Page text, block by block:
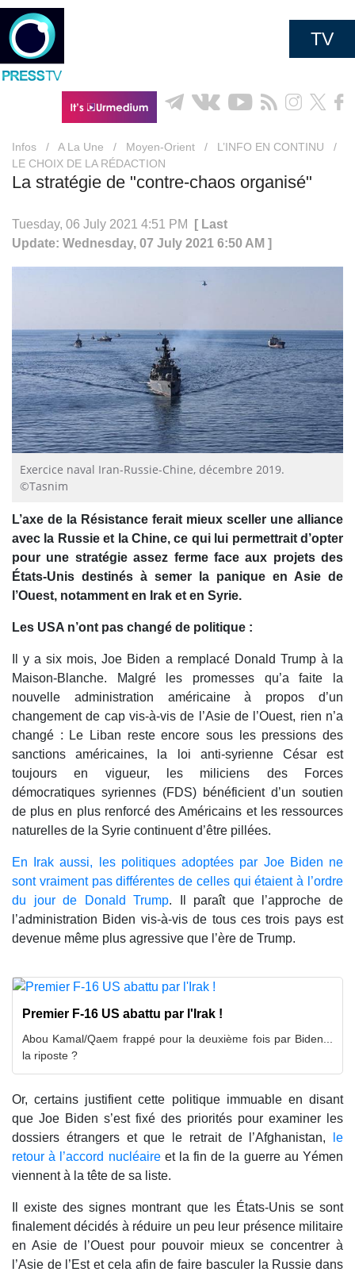
TV
Infos / A La Une / Moyen-Orient / L’INFO EN CONTINU
/
LE CHOIX DE LA RÉDACTION
La stratégie de "contre-chaos organisé"
Tuesday, 06 July 2021 4:51 PM
[ Last
Update: Wednesday, 07 July 2021 6:50 AM ]
Exercice naval Iran-Russie-Chine, décembre 2019.
©Tasnim
L’axe de la Résistance ferait mieux sceller une alliance
avec la Russie et la Chine, ce qui lui permettrait d’opter
pour une stratégie assez ferme face aux projets des
États-Unis destinés à semer la panique en Asie de
l’Ouest, notamment en Irak et en Syrie.
Les USA n’ont pas changé de politique :
Il y a six mois, Joe Biden a remplacé Donald Trump à la
Maison-Blanche. Malgré les promesses qu’a faite la
nouvelle administration américaine à propos d’un
changement de cap vis-à-vis de l’Asie de l’Ouest, rien n’a
changé : Le Liban reste encore sous les pressions des
sanctions américaines, la loi anti-syrienne César est
toujours en vigueur, les miliciens des Forces
démocratiques syriennes (FDS) bénéficient d’un soutien
de plus en plus renforcé des Américains et les ressources
naturelles de la Syrie continuent d’être pillées.
En Irak aussi, les politiques adoptées par Joe Biden ne
sont vraiment pas différentes de celles qui étaient à l’ordre
du jour de Donald Trump. Il paraît que l’approche de
l’administration Biden vis-à-vis de tous ces trois pays est
devenue même plus agressive que l’ère de Trump.
Premier F-16 US abattu par l'Irak !
Abou Kamal/Qaem frappé pour la deuxième fois par Biden...
la riposte ?
Or, certains justifient cette politique immuable en disant
que Joe Biden s’est fixé des priorités pour examiner les
dossiers étrangers et que le retrait de l’Afghanistan,
le
retour à l’accord nucléaireet la fin de la guerre au Yémen
viennent à la tête de sa liste.
Il existe des signes montrant que les États-Unis se sont
finalement décidés à réduire un peu leur présence militaire
en Asie de l’Ouest pour pouvoir mieux se concentrer à
l’Asie de l’Est et cela afin de faire basculer la Russie dans